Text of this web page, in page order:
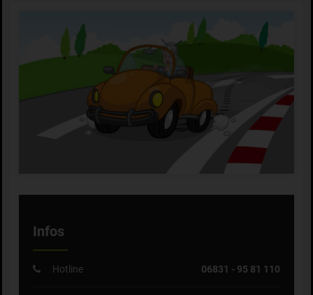
Infos
Hotline 06831 - 95 81 110